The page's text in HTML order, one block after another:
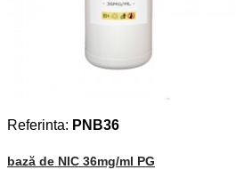
Referinta: PNB36
bază de NIC 36mg/ml PG